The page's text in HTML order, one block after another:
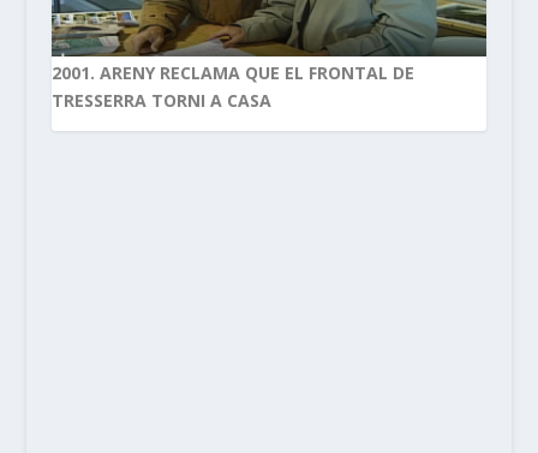
2001. ARENY RECLAMA QUE EL FRONTAL DE
TRESSERRA TORNI A CASA